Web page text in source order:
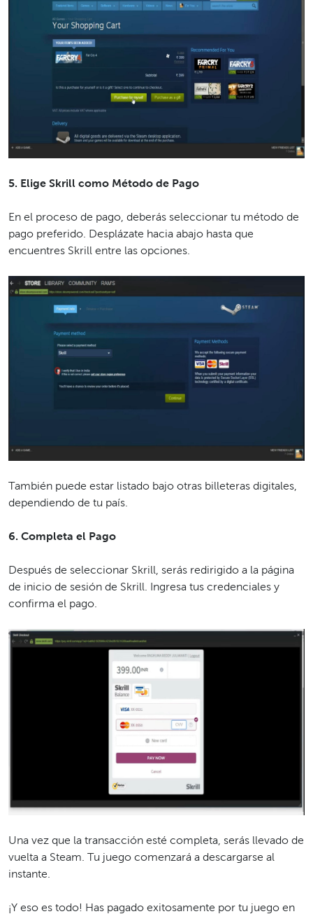
5. Elige Skrill como Método de Pago
En el proceso de pago, deberás seleccionar tu método de
pago preferido. Desplázate hacia abajo hasta que
encuentres Skrill entre las opciones.
También puede estar listado bajo otras billeteras digitales,
dependiendo de tu país.
6. Completa el Pago
Después de seleccionar Skrill, serás redirigido a la página
de inicio de sesión de Skrill. Ingresa tus credenciales y
confirma el pago.
Una vez que la transacción esté completa, serás llevado de
vuelta a Steam. Tu juego comenzará a descargarse al
instante.
¡Y eso es todo! Has pagado exitosamente por tu juego en